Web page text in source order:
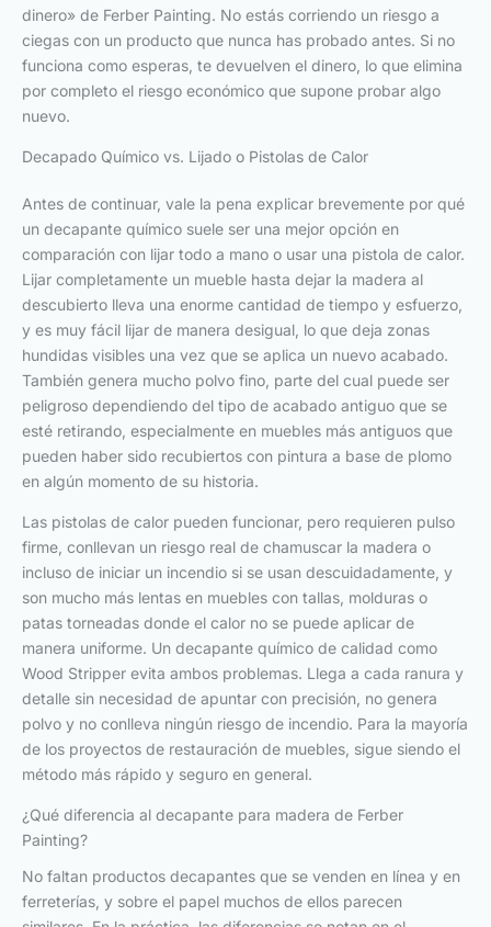
dinero» de Ferber Painting. No estás corriendo un riesgo a
ciegas con un producto que nunca has probado antes. Si no
funciona como esperas, te devuelven el dinero, lo que elimina
por completo el riesgo económico que supone probar algo
nuevo.
Decapado Químico vs. Lijado o Pistolas de Calor
Antes de continuar, vale la pena explicar brevemente por qué
un decapante químico suele ser una mejor opción en
comparación con lijar todo a mano o usar una pistola de calor.
Lijar completamente un mueble hasta dejar la madera al
descubierto lleva una enorme cantidad de tiempo y esfuerzo,
y es muy fácil lijar de manera desigual, lo que deja zonas
hundidas visibles una vez que se aplica un nuevo acabado.
También genera mucho polvo fino, parte del cual puede ser
peligroso dependiendo del tipo de acabado antiguo que se
esté retirando, especialmente en muebles más antiguos que
pueden haber sido recubiertos con pintura a base de plomo
en algún momento de su historia.
Las pistolas de calor pueden funcionar, pero requieren pulso
firme, conllevan un riesgo real de chamuscar la madera o
incluso de iniciar un incendio si se usan descuidadamente, y
son mucho más lentas en muebles con tallas, molduras o
patas torneadas donde el calor no se puede aplicar de
manera uniforme. Un decapante químico de calidad como
Wood Stripper evita ambos problemas. Llega a cada ranura y
detalle sin necesidad de apuntar con precisión, no genera
polvo y no conlleva ningún riesgo de incendio. Para la mayoría
de los proyectos de restauración de muebles, sigue siendo el
método más rápido y seguro en general.
¿Qué diferencia al decapante para madera de Ferber
Painting?
No faltan productos decapantes que se venden en línea y en
ferreterías, y sobre el papel muchos de ellos parecen